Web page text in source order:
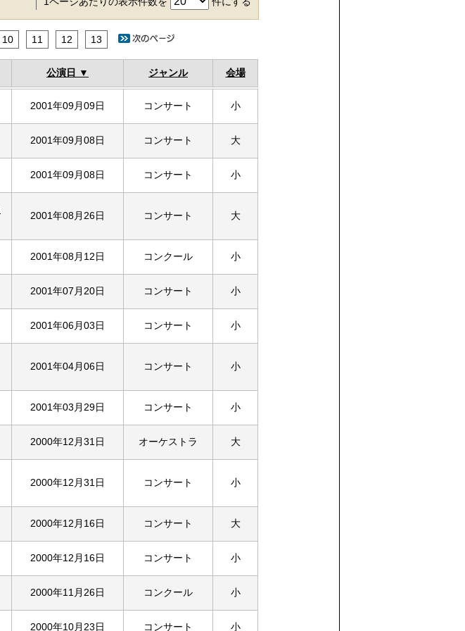
10 11 12 13
公演日 ジャンル 会場
2001年09月09日 コンサート 小
2001年09月08日 コンサート 大
2001年09月08日 コンサート 小
2001年08月26日 コンサート 大
2001年08月12日 コンクール 小
2001年07月20日 コンサート 小
2001年06月03日 コンサート 小
2001年04月06日 コンサート 小
2001年03月29日 コンサート 小
2000年12月31日 オーケストラ 大
2000年12月31日 コンサート 小
2000年12月16日 コンサート 大
2000年12月16日 コンサート 小
2000年11月26日 コンクール 小
2000年10月23日 コンサート 小